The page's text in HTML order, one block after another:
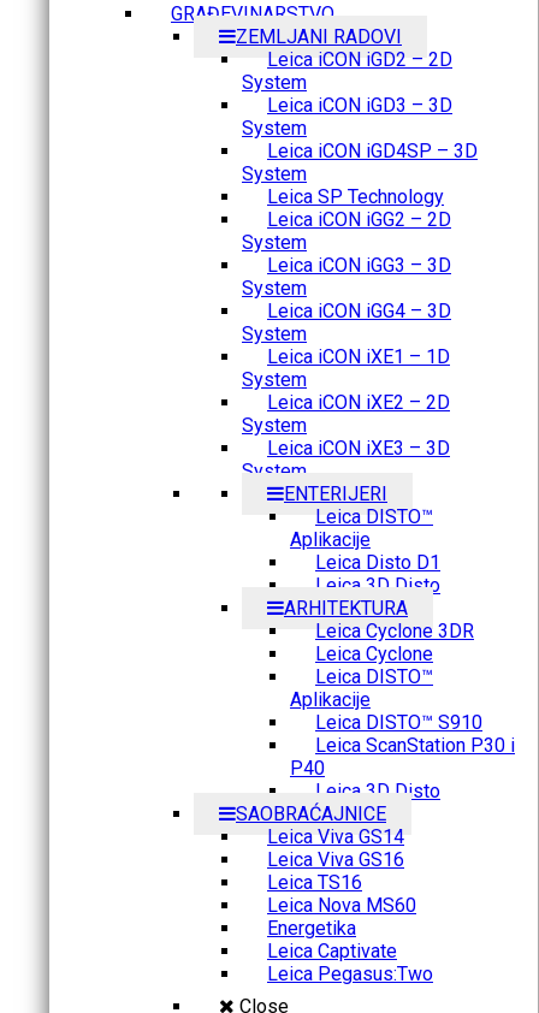
GRAĐEVINARSTVO
ZEMLJANI RADOVI
Leica iCON iGD2 – 2D
System
Leica iCON iGD3 – 3D
System
Leica iCON iGD4SP – 3D
System
Leica SP Technology
Leica iCON iGG2 – 2D
System
Leica iCON iGG3 – 3D
System
Leica iCON iGG4 – 3D
System
Leica iCON iXE1 – 1D
System
Leica iCON iXE2 – 2D
System
Leica iCON iXE3 – 3D
System
ENTERIJERI
Leica DISTO™
Aplikacije
Leica Disto D1
Leica 3D Disto
ARHITEKTURA
Leica Cyclone 3DR
Leica Cyclone
Leica DISTO™
Aplikacije
Leica DISTO™ S910
Leica ScanStation P30 i
P40
Leica 3D Disto
SAOBRAĆAJNICE
Leica Viva GS14
Leica Viva GS16
Leica TS16
Leica Nova MS60
Energetika
Leica Captivate
Leica Pegasus:Two
Close